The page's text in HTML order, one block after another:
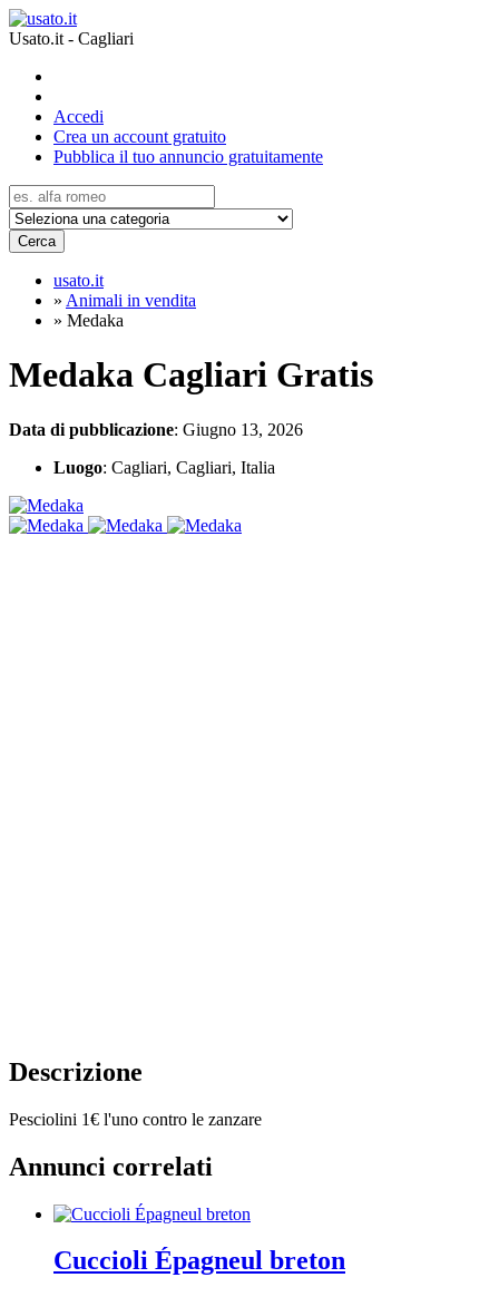
Usato.it - Cagliari
Accedi
Crea un account gratuito
Pubblica il tuo annuncio gratuitamente
Cerca
usato.it
» Animali in vendita
» Medaka
Medaka Cagliari Gratis
Data di pubblicazione: Giugno 13, 2026
Luogo: Cagliari, Cagliari, Italia
Descrizione
Pesciolini 1€ l'uno contro le zanzare
Annunci correlati
Cuccioli Épagneul breton